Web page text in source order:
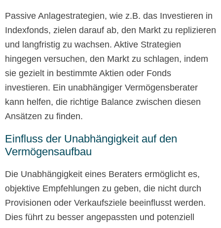
Passive Anlagestrategien, wie z.B. das Investieren in
Indexfonds, zielen darauf ab, den Markt zu replizieren
und langfristig zu wachsen. Aktive Strategien
hingegen versuchen, den Markt zu schlagen, indem
sie gezielt in bestimmte Aktien oder Fonds
investieren. Ein unabhängiger Vermögensberater
kann helfen, die richtige Balance zwischen diesen
Ansätzen zu finden.
Einfluss der Unabhängigkeit auf den
Vermögensaufbau
Die Unabhängigkeit eines Beraters ermöglicht es,
objektive Empfehlungen zu geben, die nicht durch
Provisionen oder Verkaufsziele beeinflusst werden.
Dies führt zu besser angepassten und potenziell